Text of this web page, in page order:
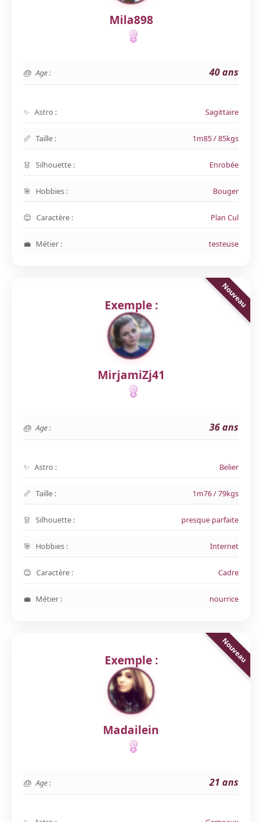
Mila898
Age : 40 ans
Astro : Sagittaire
Taille : 1m85 / 85kgs
Silhouette : Enrobée
Hobbies : Bouger
Caractère : Plan Cul
Métier : testeuse
Exemple :
MirjamiZj41
Age : 36 ans
Astro : Belier
Taille : 1m76 / 79kgs
Silhouette : presque parfaite
Hobbies : Internet
Caractère : Cadre
Métier : nourrice
Exemple :
Madailein
Age : 21 ans